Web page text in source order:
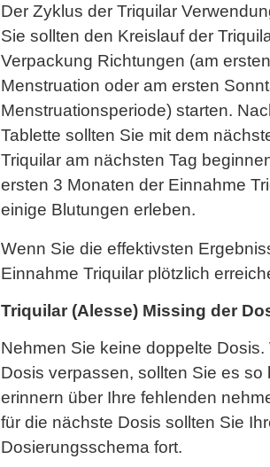
Der Zyklus der Triquilar
Sie sollten den Kreislauf der
Verpackung Richtungen (am
Menstruation oder am ersten
Menstruationsperiode) starten.
Tablette sollten Sie mit dem
Triquilar am nächsten Tag
ersten 3 Monaten der Einnahme
einige Blutungen erleben.
Wenn Sie die effektivsten
Einnahme Triquilar plötzlich
Triquilar (Alesse) Missing der
Nehmen Sie keine doppelte
Dosis verpassen, sollten Sie es so
erinnern über Ihre fehlenden
für die nächste Dosis sollten Sie
Dosierungsschema fort.